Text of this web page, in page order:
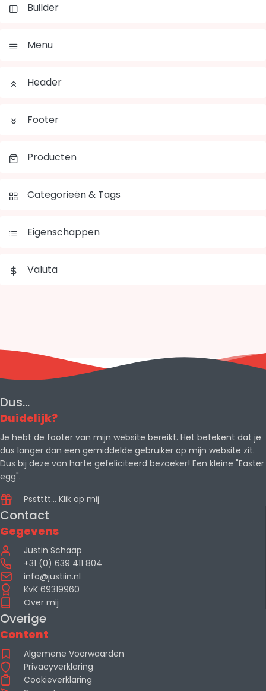
Builder
Menu
Header
Footer
Producten
Categorieën & Tags
Eigenschappen
Valuta
Dus...
Duidelijk?
Je hebt de footer van mijn website bereikt. Het betekent dat je
dus langer dan een gemiddelde gebruiker op mijn website zit.
Dus bij deze van harte gefeliciteerd bezoeker! Een kleine "Easter
egg".
Psstttt... Klik op mij
Contact
Gegevens
Justin Schaap
+31 (0) 639 411 804
info@justiin.nl
KvK 69319960
Over mij
Overige
Content
Algemene Voorwaarden
Privacyverklaring
Cookieverklaring